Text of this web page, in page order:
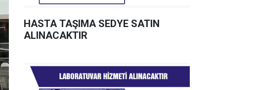
HASTA TAŞIMA SEDYE SATIN
ALINACAKTIR